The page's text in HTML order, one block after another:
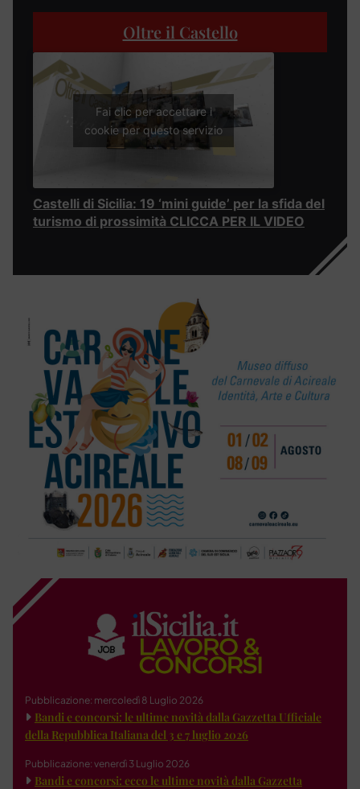
Oltre il Castello
Fai clic per accettare i
cookie per questo servizio
Castelli di Sicilia: 19 ‘mini guide’ per la sfida del
turismo di prossimità CLICCA PER IL VIDEO
Pubblicazione: mercoledì 8 Luglio 2026
Bandi e concorsi: le ultime novità dalla Gazzetta Ufficiale
della Repubblica Italiana del 3 e 7 luglio 2026
Pubblicazione: venerdì 3 Luglio 2026
Bandi e concorsi: ecco le ultime novità dalla Gazzetta